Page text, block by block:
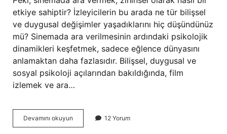
etkiye sahiptir? İzleyicilerin bu arada ne tür bilişsel
ve duygusal değişimler yaşadıklarını hiç düşündünüz
mü? Sinemada ara verilmesinin ardındaki psikolojik
dinamikleri keşfetmek, sadece eğlence dünyasını
anlamaktan daha fazlasıdır. Bilişsel, duygusal ve
sosyal psikoloji açılarından bakıldığında, film
izlemek ve ara…
Devamını okuyun Sinemada
kaç
12 Yorum